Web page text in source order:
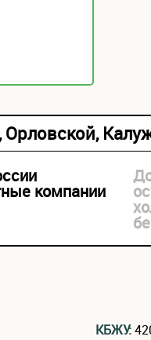
компании
КБЖУ: